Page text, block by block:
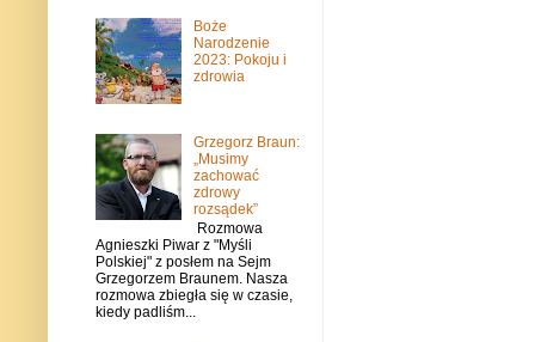
Boże
Narodzenie
2023: Pokoju i
zdrowia
Grzegorz Braun:
„Musimy
zachować
zdrowy
rozsądek”
Rozmowa
Agnieszki Piwar z "Myśli
Polskiej" z posłem na Sejm
Grzegorzem Braunem. Nasza
rozmowa zbiegła się w czasie,
kiedy padliśm...